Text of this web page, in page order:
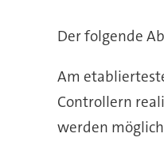
Der folgende
Am
Controllern
werden